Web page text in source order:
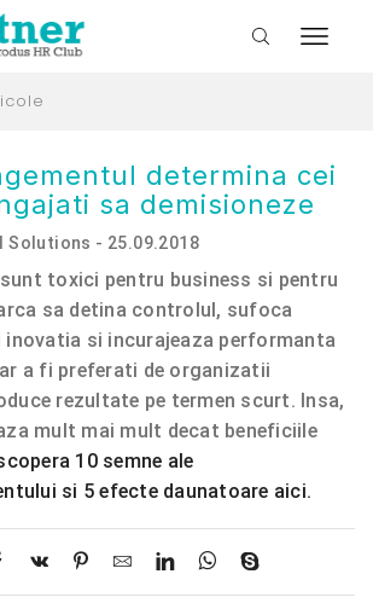
determina cei
sa demisioneze
Solutions - 25.09.2018
toxici pentru business si pentru
sa detina controlul, sufoca
si incurajeaza performanta
a fi preferati de organizatii
rezultate pe termen scurt. Insa,
mult mai mult decat beneficiile
10 semne ale
si 5 efecte daunatoare aici.